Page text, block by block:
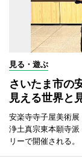
見る・遊ぶ
さいたま市の
見える世界と
安楽寺寺子屋美術展
浄土真宗東本願寺
リーで開催される。